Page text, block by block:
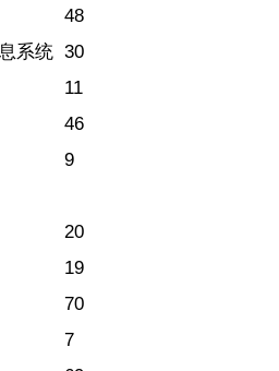
48
系统 30
11
46
9
20
19
70
7